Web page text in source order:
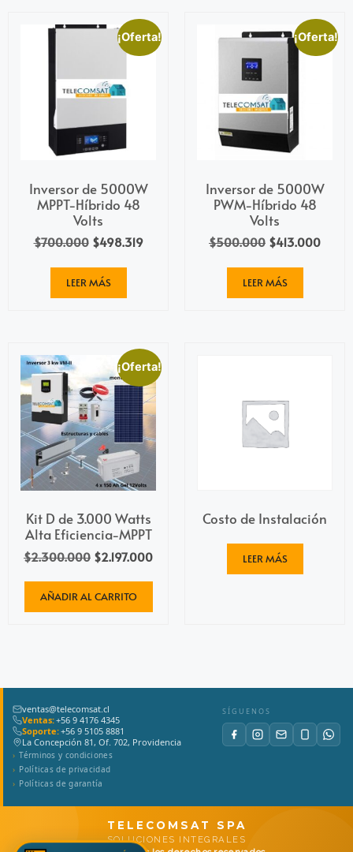
¡Oferta!
Inversor de 5000W
MPPT-Híbrido 48
Volts
$700.000 $498.319
LEER MÁS
¡Oferta!
Inversor de 5000W
PWM-Híbrido 48
Volts
$500.000 $413.000
LEER MÁS
¡Oferta!
Kit D de 3.000 Watts
Alta Eficiencia-MPPT
$2.300.000 $2.197.000
AÑADIR AL CARRITO
Costo de Instalación
LEER MÁS
ventas@telecomsat.cl
Ventas:+56 9 4176 4345
Soporte:+56 9 5105 8881
La Concepción 81, Of. 702, Providencia
SÍGUENOS
Términos y condiciones
Políticas de privacidad
Políticas de garantía
TELECOMSAT SPA
SOLUCIONES INTEGRALES